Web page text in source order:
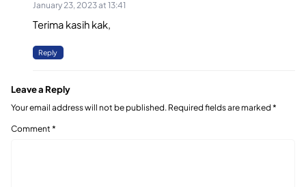
January 23, 2023 at 13:41
Terima kasih kak,
Reply
Leave a Reply
Your email address will not be published. Required fields are marked *
Comment *